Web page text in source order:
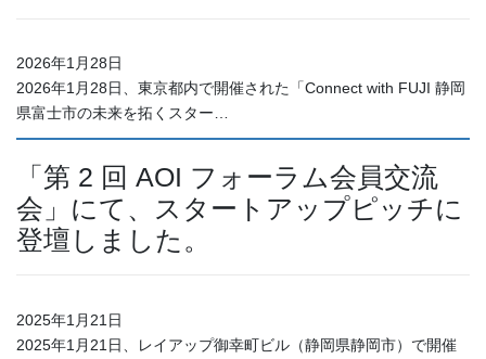
2026年1月28日
2026年1月28日、東京都内で開催された「Connect with FUJI 静岡
県富士市の未来を拓くスター…
「第 2 回 AOI フォーラム会員交流
会」にて、スタートアップピッチに
登壇しました。
2025年1月21日
2025年1月21日、レイアップ御幸町ビル（静岡県静岡市）で開催